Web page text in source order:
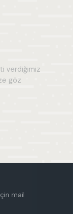
verdiğimiz
göz
mail